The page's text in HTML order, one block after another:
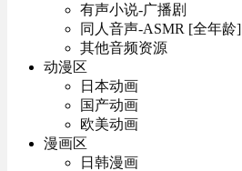
有声小说-广播剧
同人音声-ASMR [全年龄]
其他音频资源
动漫区
日本动画
国产动画
欧美动画
漫画区
日韩漫画